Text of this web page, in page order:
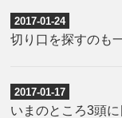
2017-01-24
切り口を探すのも
2017-01-17
いまのところ3頭